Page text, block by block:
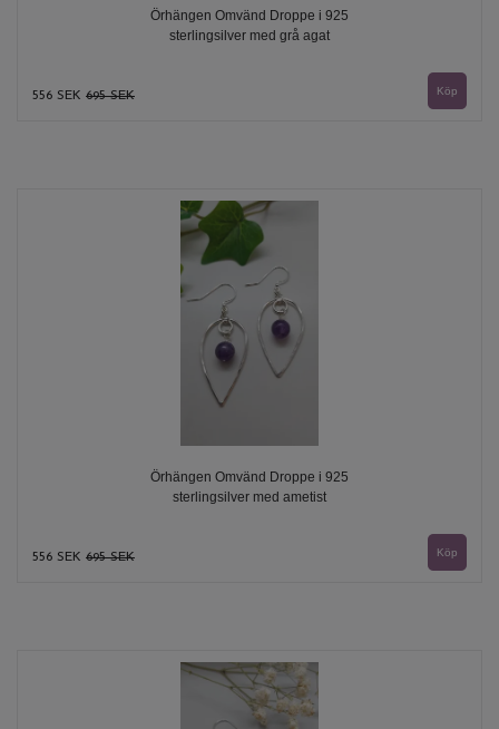
Örhängen Omvänd Droppe i 925
sterlingsilver med grå agat
556 SEK 695 SEK
Örhängen Omvänd Droppe i 925
sterlingsilver med ametist
556 SEK 695 SEK